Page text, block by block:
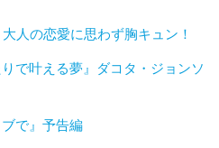
人の恋愛に思わず胸キュン！
で叶える夢』ダコタ・ジョンソ
ブで』予告編